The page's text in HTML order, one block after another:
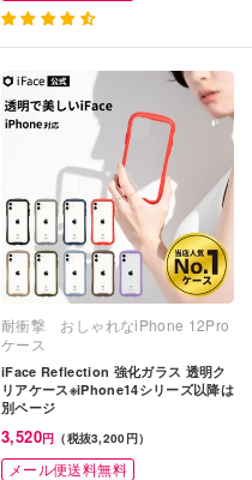
耐衝撃 おしゃれなiPhone 12Pro
ケース
iFace Reflection 強化ガラス 透明ク
リアケース※iPhone14シリーズ以降は
別ページ
3,520円 （税抜3,200円）
メール便送料無料